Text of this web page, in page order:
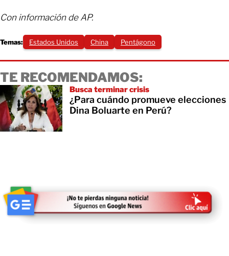
Con información de AP.
Temas: Estados Unidos China Pentágono
TE RECOMENDAMOS:
Busca terminar crisis
¿Para cuándo promueve elecciones
Dina Boluarte en Perú?